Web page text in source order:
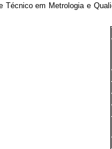
em Metrologia e